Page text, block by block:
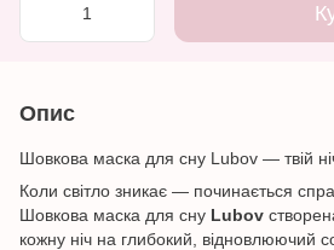
Опис
Шовкова маска для сну Lubov — твій
Коли світло зникає — починається
Шовкова маска для сну Lubov
кожну ніч на глибокий, відновлюючий